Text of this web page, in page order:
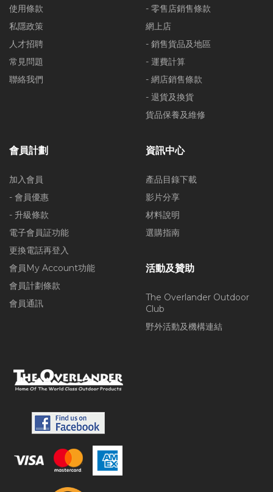
使用條款
私隱政策
人才招聘
常見問題
聯絡我們
- 零售店銷售條款
網上店
- 銷售貨品及地區
- 運費計算
- 網店銷售條款
- 退貨及換貨
貨品保養及維修
會員計劃
加入會員
- 會員優惠
- 升級條款
電子會員証功能
更換電話再登入
會員My Account功能
會員計劃條款
會員通訊
資訊中心
產品目錄下載
影片分享
材料說明
選購指南
活動及贊助
The Overlander Outdoor
Club
野外活動及機構連結